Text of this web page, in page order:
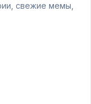
свежие мемы,